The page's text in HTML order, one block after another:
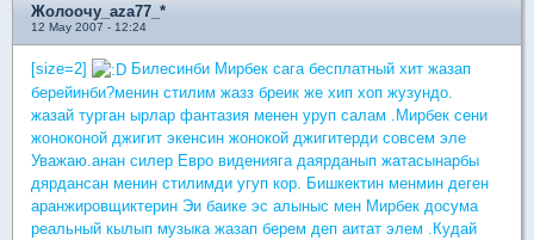
Жолоочу_aza77_*
12 May 2007 - 12:24
[size=2]
Билесинби Мирбек сага бесплатный хит жазап
берейинби?менин стилим жазз бреик же хип хоп жузундо.
жазай турган ырлар фантазия менен уруп салам .Мирбек сени
жоноконой джигит экенсин жонокой джигитерди совсем эле
Уважаю.анан силер Евро виденияга даярданып жатасынарбы
дярдансан менин стилимди угуп кор. Бишкектин менмин деген
аранжировщиктерин Эи баике эс алыныс мен Мирбек досума
реальный кылып музыка жазап берем деп аитат элем .Кудай